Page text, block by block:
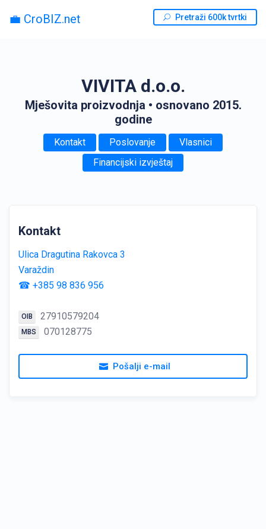
💼 CroBIZ.net Pretraži 600k tvrtki
VIVITA d.o.o.
Mješovita proizvodnja • osnovano 2015.
godine
Kontakt Poslovanje
Vlasnici
Financijski izvještaj
Kontakt
Ulica Dragutina Rakovca 3
Varaždin
☎ +385 98 836 956
OIB 27910579204
MBS 070128775
Pošalji e-mail